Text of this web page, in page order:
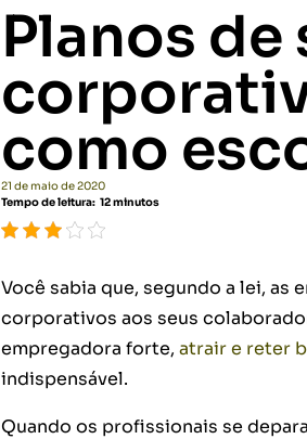
Planos de
como
21 de maio de 2020
Tempo de leitura: 12minutos
Você sabia que, segundo a lei, as
corporativos aos seus
empregadora forte, atrair e reter
indispensável.
Quando os profissionais se